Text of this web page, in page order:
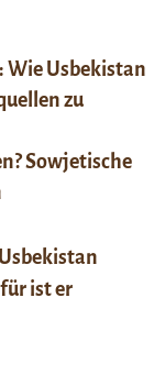
Wie Usbekistan
zu
Sowjetische
ist er